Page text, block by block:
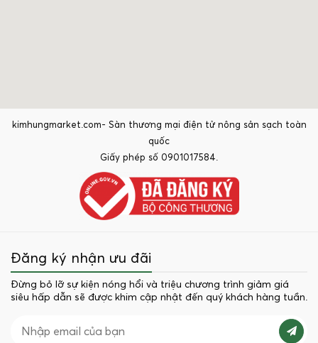
kimhungmarket.com- Sàn thương mại điện tử nông sản sạch toàn
quốc
Giấy phép số 0901017584.
Đăng ký nhận ưu đãi
Đừng bỏ lỡ sự kiện nóng hổi và triệu chương trình giảm giá
siêu hấp dẫn sẽ được khim cập nhật đến quý khách hàng tuần.